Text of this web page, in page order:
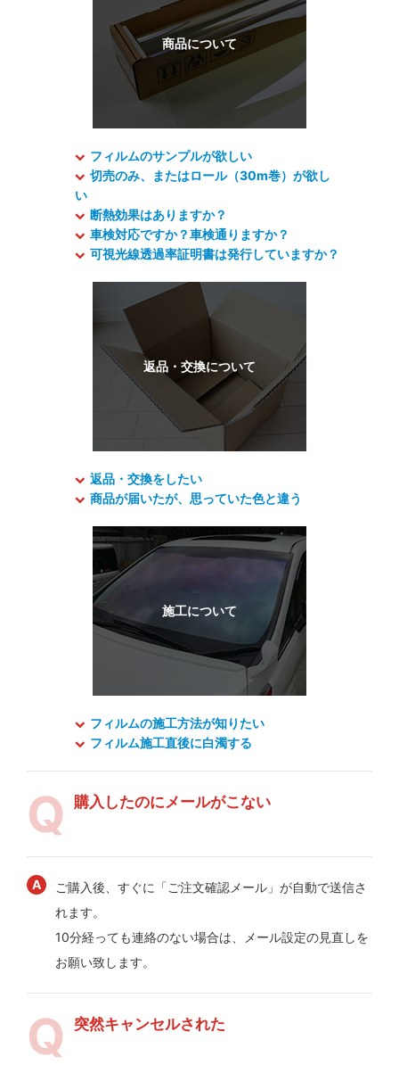
フィルムのサンプルが欲しい
切売のみ、またはロール（30m巻）が欲し
い
断熱効果はありますか？
車検対応ですか？車検通りますか？
可視光線透過率証明書は発行していますか？
返品・交換をしたい
商品が届いたが、思っていた色と違う
フィルムの施工方法が知りたい
フィルム施工直後に白濁する
購入したのにメールがこない
ご購入後、すぐに「ご注文確認メール」が自動で送信さ
れます。
10分経っても連絡のない場合は、メール設定の見直しを
お願い致します。
突然キャンセルされた